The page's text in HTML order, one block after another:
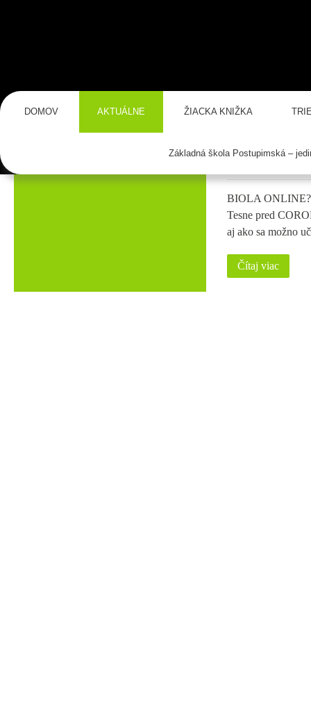
DOMOV AKTUÁLNE ŽIACKA KNIŽKA
Základná škola Postupimská –
Day:5. mája 2020
5 mája, 2020|
BIOLA
Tesne pred
aj ako sa možno
Čítaj viac